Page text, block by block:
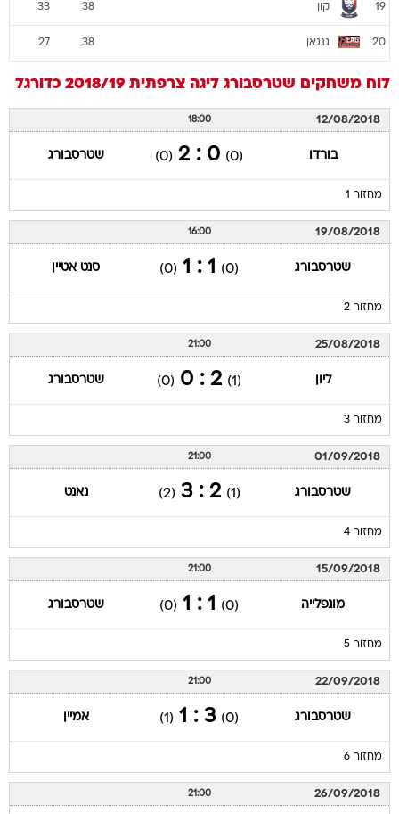
19 קון 38
33
20 גנגאן 38
27
לוח משחקים שטרסבורג ליגה צרפתית 2018/19 כדורגל
12/08/2018
18:00
בורדו (0)
0 : 2
(0) שטרסבורג
מחזור 1
19/08/2018
16:00
שטרסבורג (0)
1 : 1
(0) סנט אטיין
מחזור 2
25/08/2018
21:00
ליון (1)
2 : 0
(0) שטרסבורג
מחזור 3
01/09/2018
21:00
שטרסבורג (1)
2 : 3
(2) נאנט
מחזור 4
15/09/2018
21:00
מונפלייה (0)
1 : 1
(0) שטרסבורג
מחזור 5
22/09/2018
21:00
שטרסבורג (0)
3 : 1
(1) אמיין
מחזור 6
26/09/2018
21:00